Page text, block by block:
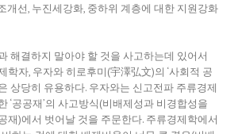
개선, 누진세강화, 중하위 계층에 대한 지원강화
해결하지 말아야 할 것을 사고하는데 있어서
학자, 우자와 히로후미(宇澤弘文)의 ‘사회적 공
상당히 유용하다. 우자와는 신고전파 주류경제
‘공공재’의 사고방식(비배제성과 비경합성을
재)에서 벗어날 것을 주문한다. 주류경제학에서